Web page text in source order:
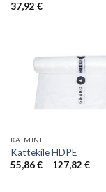
37,92 €
KATMINE
Kattekile HDPE
55,86€ – 127,82 €Price